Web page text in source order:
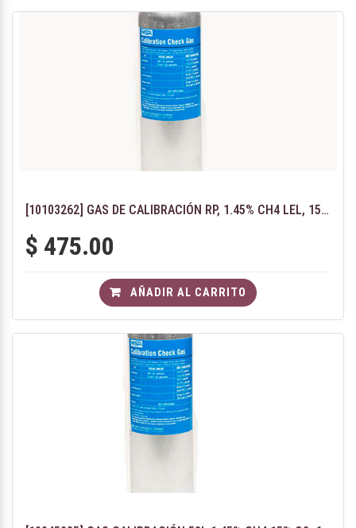
[10103262] GAS DE CALIBRACIÓN RP, 1.45% CH4 LEL, 15% O2, 60 CO, 20 H2S, 2.5% CO2
$ 475.00
AÑADIR AL CARRITO